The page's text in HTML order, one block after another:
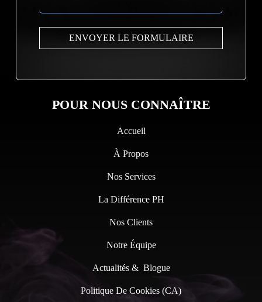
POUR NOUS CONNAÎTRE
Accueil
À Propos
Nos Services
La Différence PH
Nos Clients
Notre Équipe
Actualités & Blogue
Politique De Cookies (CA)